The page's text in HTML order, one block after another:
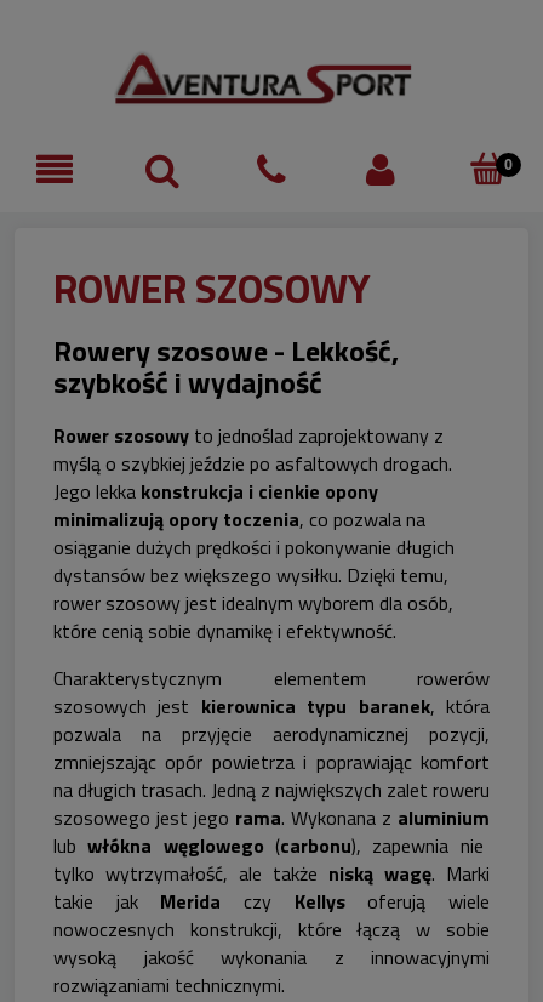
ROWER SZOSOWY
Rowery szosowe - Lekkość,
szybkość i wydajność
Rower szosowy to jednoślad zaprojektowany z
myślą o szybkiej jeździe po asfaltowych drogach.
Jego lekka konstrukcja i cienkie opony
minimalizują opory toczenia, co pozwala na
osiąganie dużych prędkości i pokonywanie długich
dystansów bez większego wysiłku. Dzięki temu,
rower szosowy jest idealnym wyborem dla osób,
które cenią sobie dynamikę i efektywność.
Charakterystycznym elementem rowerów
szosowych jest kierownica typu baranek, która
pozwala na przyjęcie aerodynamicznej pozycji,
zmniejszając opór powietrza i poprawiając komfort
na długich trasach. Jedną z największych zalet roweru
szosowego jest jego rama. Wykonana z aluminium
lubwłókna węglowego (carbonu), zapewnia nie
tylko wytrzymałość, ale także niską wagę. Marki
takie jak Merida czy Kellysoferują wiele
nowoczesnych konstrukcji, które łączą w sobie
wysoką jakość wykonania z innowacyjnymi
rozwiązaniami technicznymi.